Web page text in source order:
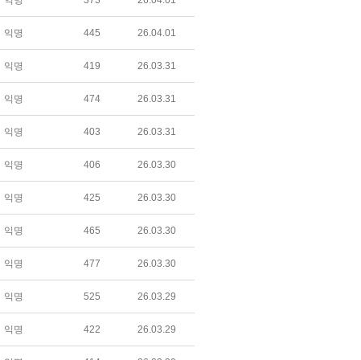
익명 445 26.04.01
익명 419 26.03.31
익명 474 26.03.31
익명 403 26.03.31
익명 406 26.03.30
익명 425 26.03.30
익명 465 26.03.30
익명 477 26.03.30
익명 525 26.03.29
익명 422 26.03.29